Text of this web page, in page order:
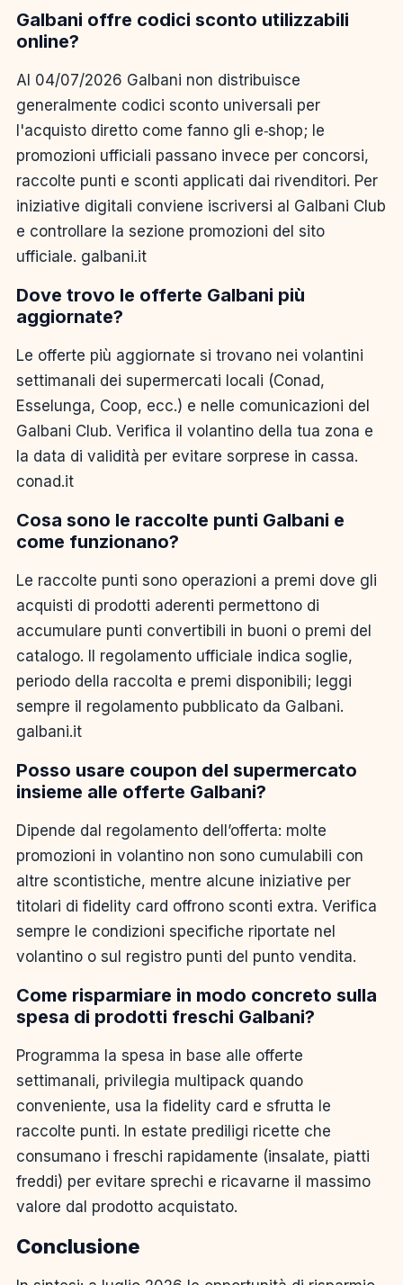
Galbani offre codici sconto utilizzabili
online?
Al 04/07/2026 Galbani non distribuisce
generalmente codici sconto universali per
l'acquisto diretto come fanno gli e‑shop; le
promozioni ufficiali passano invece per concorsi,
raccolte punti e sconti applicati dai rivenditori. Per
iniziative digitali conviene iscriversi al Galbani Club
e controllare la sezione promozioni del sito
ufficiale. galbani.it
Dove trovo le offerte Galbani più
aggiornate?
Le offerte più aggiornate si trovano nei volantini
settimanali dei supermercati locali (Conad,
Esselunga, Coop, ecc.) e nelle comunicazioni del
Galbani Club. Verifica il volantino della tua zona e
la data di validità per evitare sorprese in cassa.
conad.it
Cosa sono le raccolte punti Galbani e
come funzionano?
Le raccolte punti sono operazioni a premi dove gli
acquisti di prodotti aderenti permettono di
accumulare punti convertibili in buoni o premi del
catalogo. Il regolamento ufficiale indica soglie,
periodo della raccolta e premi disponibili; leggi
sempre il regolamento pubblicato da Galbani.
galbani.it
Posso usare coupon del supermercato
insieme alle offerte Galbani?
Dipende dal regolamento dell’offerta: molte
promozioni in volantino non sono cumulabili con
altre scontistiche, mentre alcune iniziative per
titolari di fidelity card offrono sconti extra. Verifica
sempre le condizioni specifiche riportate nel
volantino o sul registro punti del punto vendita.
Come risparmiare in modo concreto sulla
spesa di prodotti freschi Galbani?
Programma la spesa in base alle offerte
settimanali, privilegia multipack quando
conveniente, usa la fidelity card e sfrutta le
raccolte punti. In estate prediligi ricette che
consumano i freschi rapidamente (insalate, piatti
freddi) per evitare sprechi e ricavarne il massimo
valore dal prodotto acquistato.
Conclusione